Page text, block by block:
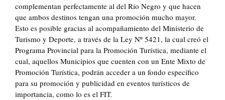
complementan perfectamente al del Río Negro y que hacen
que ambos destinos tengan una promoción mucho mayor.
Esto es posible gracias al acompañamiento del Ministerio de
Turismo y Deporte, a través de la Ley Nº 5421, la cual creó el
Programa Provincial para la Promoción Turística, mediante el
cual, aquellos Municipios que cuenten con un Ente Mixto de
Promoción Turística, podrán acceder a un fondo específico
para su promoción y publicidad en eventos turísticos de
importancia, como lo es el FIT.